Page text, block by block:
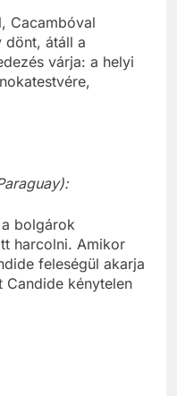
Cacambóval
dönt, átáll a
várja: a helyi
bolgárok
harcolni. Amikor
feleségül akarja
Candide kénytelen